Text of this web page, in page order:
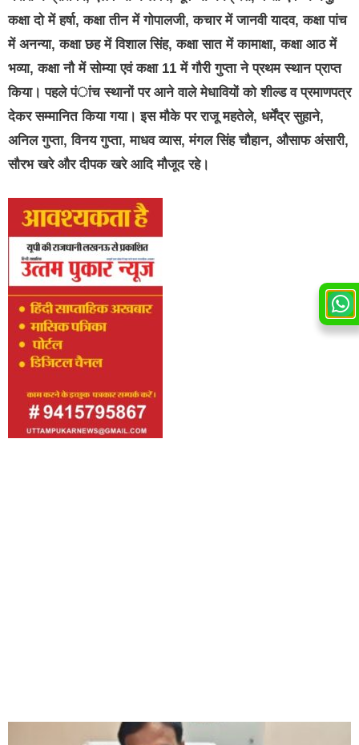
कक्षा दो में हर्षा, कक्षा तीन में गोपालजी, कचार में जानवी यादव, कक्षा पांच
में अनन्या, कक्षा छह में विशाल सिंह, कक्षा सात में कामाक्षा, कक्षा आठ में
भव्या, कक्षा नौ में सोम्या एवं कक्षा 11 में गौरी गुप्ता ने प्रथम स्थान प्राप्त
किया। पहले पंांच स्थानों पर आने वाले मेधावियों को शील्ड व प्रमाणपत्र
देकर सम्मानित किया गया। इस मौके पर राजू महतेले, धर्मेंद्र सुहाने,
अनिल गुप्ता, विनय गुप्ता, माधव व्यास, मंगल सिंह चौहान, औसाफ अंसारी,
सौरभ खरे और दीपक खरे आदि मौजूद रहे।